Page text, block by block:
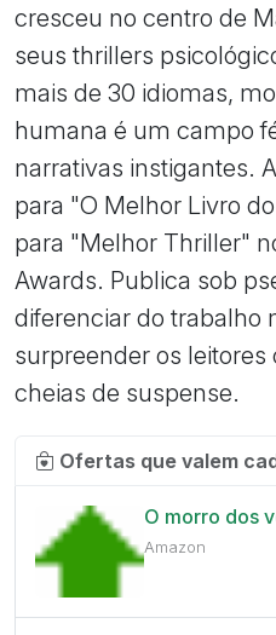
cresceu no centro de
seus thrillers
mais de 30 idiomas,
humana é um campo
narrativas instigantes.
para "O Melhor Livro
para "Melhor Thriller"
Awards. Publica sob
diferenciar do trabalho
surpreender os
cheias de suspense.
Ofertas que valem
O morro dos
Amazon